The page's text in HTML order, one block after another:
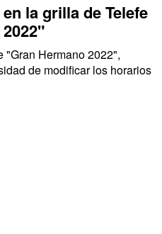
la grilla de Telefe
"Gran Hermano 2022",
de modificar los horarios